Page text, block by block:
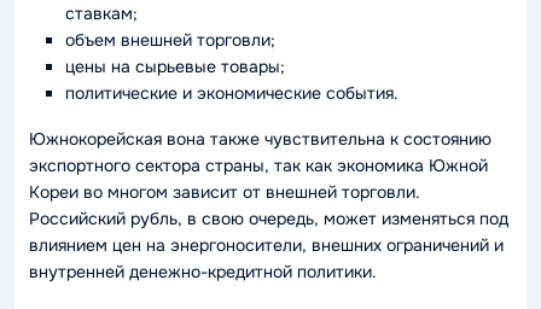
ставкам;
объем внешней торговли;
цены на сырьевые товары;
политические и экономические события.
Южнокорейская вона также чувствительна к состоянию
экспортного сектора страны, так как экономика Южной
Кореи во многом зависит от внешней торговли.
Российский рубль, в свою очередь, может изменяться под
влиянием цен на энергоносители, внешних ограничений и
внутренней денежно-кредитной политики.